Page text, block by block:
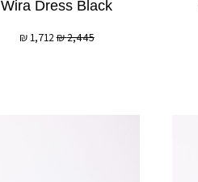
Wira Dress Black
2,445
₪
1,712
₪